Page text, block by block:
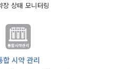
장 상태 모니터링
합 시약 관리